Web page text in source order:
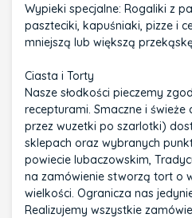
Wypieki specjalne: Rogaliki z
paszteciki, kapuśniaki, pizze i
mniejszą lub większą
Ciasta i Torty
Nasze słodkości pieczemy
recepturami. Smaczne i
przez wuzetki po szarlotki)
sklepach oraz wybranych
powiecie lubaczowskim,
na zamówienie stworzą tort o
wielkości. Ogranicza nas
Realizujemy wszystkie